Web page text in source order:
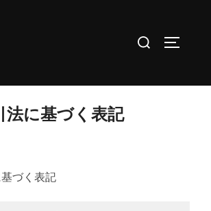
検
法に基づく表記
づく表記